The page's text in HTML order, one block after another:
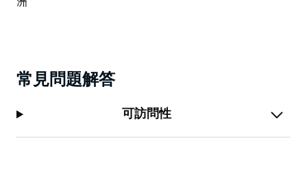
常見問題解答
可訪問性